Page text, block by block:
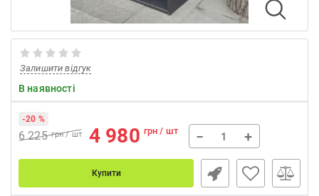
Залишити відгук
В наявності
6 225 грн / шт 4 980 грн / шт
-20 %
− +
Купити